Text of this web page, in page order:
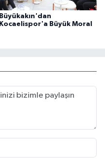
Büyükakın'dan
Kocaelispor'a Büyük Moral